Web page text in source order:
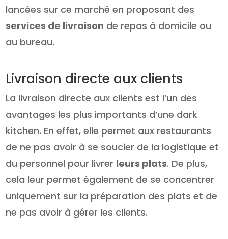
lancées sur ce marché en proposant des
services de livraison de repas à domicile ou
au bureau.
Livraison directe aux clients
La livraison directe aux clients est l’un des
avantages les plus importants d’une dark
kitchen. En effet, elle permet aux restaurants
de ne pas avoir à se soucier de la logistique et
du personnel pour livrer leurs plats. De plus,
cela leur permet également de se concentrer
uniquement sur la préparation des plats et de
ne pas avoir à gérer les clients.